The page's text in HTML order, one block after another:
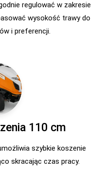
regulować w zakresie
wysokość trawy do
i preferencji.
110 cm
szybkie koszenie
skracając czas pracy.